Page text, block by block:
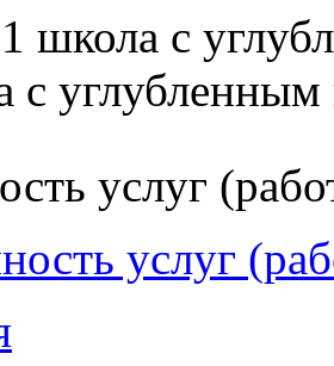
с
услуг